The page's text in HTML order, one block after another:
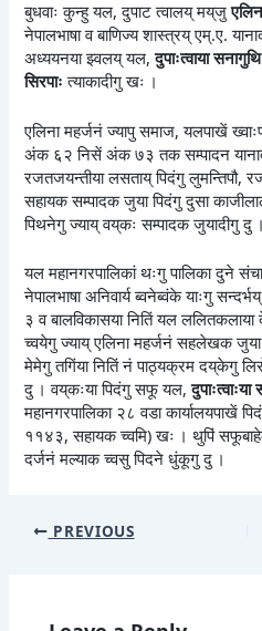
बुधवाः कुन्हु यल, दुपाट त्वालय् मय्‌जु
नेपालभाषा व बाणिज्य शास्त्रय् एम्.ए.
अध्ययनया झ्वलय् यल,दुपाःत्वाया सनागुथि
सिरपाः त्याकादीगु खः ।
एलिना महर्जनं ज्यापु समाज, यलपाखें
अंक ६२ निसें अंक ७३ तक सम्पादन
रजतजयन्तीया लसताय् पिदंगु लुमन्तिपौ,
सहायक सम्पादक जुया पिदंगु दुसा
पिथनेगु ज्याय् वय्‌कः सम्पादक जुयादीगु दु ।
यल महानगरपालिकां थःगु पालिका दुने
नेपालभाषा अनिवार्य ब्वनेब्वंके याःगु
३ व बालविकासया नितिं यल
च्वयेगु ज्याय् एलिना महर्जनं सहलेखक
मेमेगु तगिंया नितिं नं पाठ्यक्रम दय्‌केगु
दु । वय्‌कःया पिदंगु सफू यल,
महानगरपालिका २८ वडा कार्यालयपाखें
११४३, सहायक च्वमि) खः । थुपिं
दर्जनं मल्याक च्वसु पिदने धुंकूगु दु ।
PREVIOUS